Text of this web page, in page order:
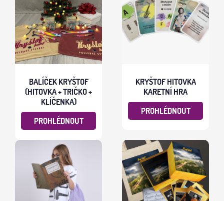
BALÍČEK KRYŠTOF
(HITOVKA + TRIČKO +
KLÍČENKA)
PROHLÉDNOUT
KRYŠTOF HITOVKA
KARETNÍ HRA
PROHLÉDNOUT